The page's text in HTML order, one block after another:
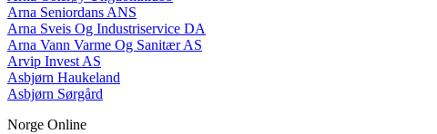
Arna Seniordans ANS
Arna Sveis Og Industriservice DA
Arna Vann Varme Og Sanitær AS
Arvip Invest AS
Asbjørn Haukeland
Asbjørn Sørgård
Norge Online